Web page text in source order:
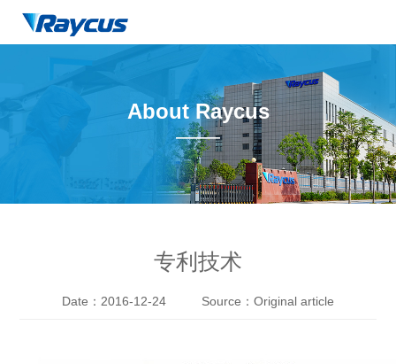
About Raycus
——
专利技术
Date：2016-12-24 Source：Original article